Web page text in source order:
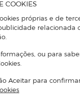
COOKIES
próprias e de
relacionada
ou para
Aceitar para